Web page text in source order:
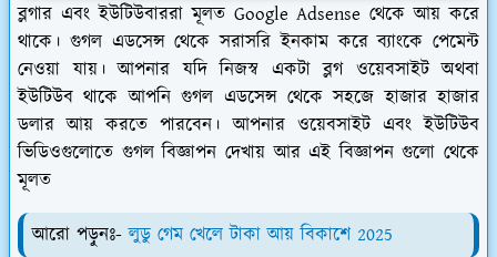
ব্লগার এবং ইউটিউবাররা মূলত Google Adsense থেকে আয় করে
থাকে। গুগল এডসেন্স থেকে সরাসরি ইনকাম করে ব্যাংকে পেমেন্ট
নেওয়া যায়। আপনার যদি নিজস্ব একটা ব্লগ ওয়েবসাইট অথবা
ইউটিউব থাকে আপনি গুগল এডসেন্স থেকে সহজে হাজার হাজার
ডলার আয় করতে পারবেন। আপনার ওয়েবসাইট এবং ইউটিউব
ভিডিওগুলোতে গুগল বিজ্ঞাপন দেখায় আর এই বিজ্ঞাপন গুলো থেকে
মূলত
আরো পড়ুনঃ-লুডু গেম খেলে টাকা আয় বিকাশে 2025